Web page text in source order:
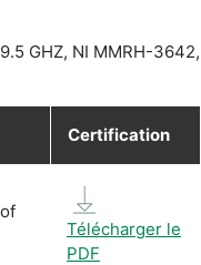
GHZ, NI MMRH-3642,
Certification
Télécharger le
PDF